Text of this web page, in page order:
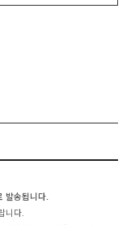
발송됩니다.
니다.